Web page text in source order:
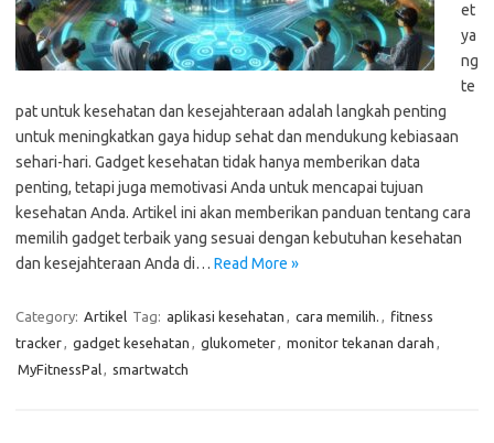
et
ya
ng
te
pat untuk kesehatan dan kesejahteraan adalah langkah penting
untuk meningkatkan gaya hidup sehat dan mendukung kebiasaan
sehari-hari. Gadget kesehatan tidak hanya memberikan data
penting, tetapi juga memotivasi Anda untuk mencapai tujuan
kesehatan Anda. Artikel ini akan memberikan panduan tentang cara
memilih gadget terbaik yang sesuai dengan kebutuhan kesehatan
dan kesejahteraan Anda di… Read More »
Category: Artikel Tag: aplikasi kesehatan , cara memilih. , fitness
tracker, gadget kesehatan , glukometer, monitor tekanan darah ,
MyFitnessPal, smartwatch